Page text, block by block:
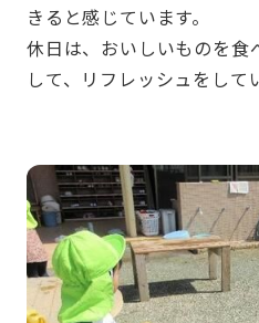
きると感じています。
休日は、おいしいものを食
して、リフレッシュをして